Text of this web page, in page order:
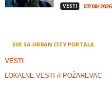
VESTI 07/08/2026
SVE SA URBAN CITY PORTALA
VESTI
LOKALNE VESTI // POŽAREVAC